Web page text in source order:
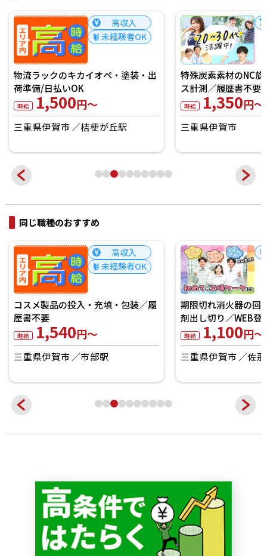
高収入
未経験者OK
物流ラックのキカイオペ・塗装・出
荷準備/日払いOK
時給 1,500円～
三重県伊賀市 桔梗が丘駅
特殊炭素素材のNC
ス計測／履歴書不要
時給 1,350円～
三重県伊賀市
同じ職種のおすすめ
高収入
未経験者OK
コスメ製品の投入・充填・包装／履
歴書不要
時給 1,540円～
三重県伊賀市 市部駅
期限切れ消火器の回
剤出し切り／WEB登
時給 1,100円～
三重県伊賀市 佐